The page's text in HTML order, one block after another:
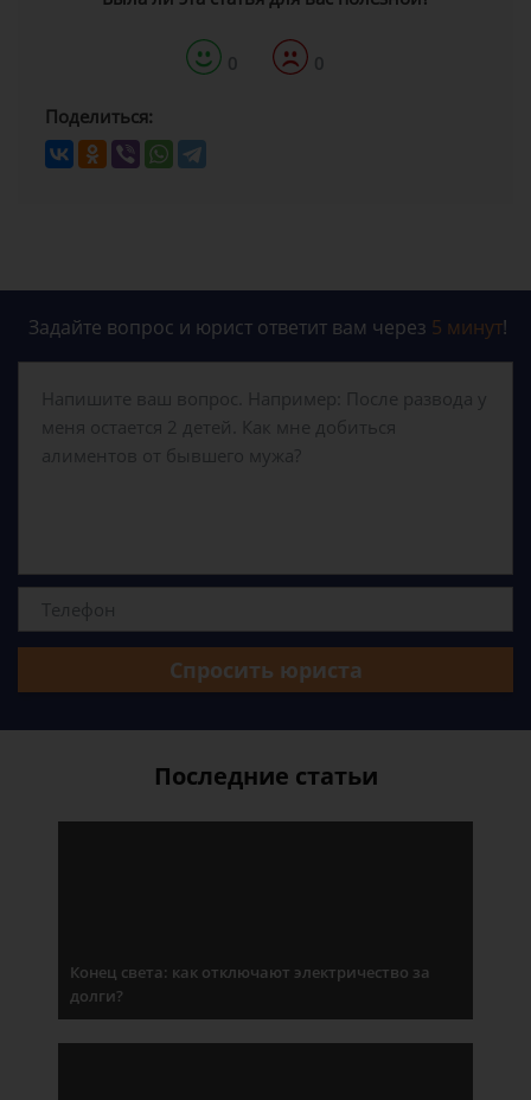
0 0
Поделиться:
Задайте вопрос и юрист ответит вам через 5 минут!
Спросить юриста
Последние статьи
Конец света: как отключают электричество за
долги?